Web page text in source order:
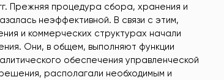
Прежняя процедура сбора, хранения и
неэффективной. В связи с этим,
и коммерческих структурах начали
Они, в общем, выполняют функции
обеспечения управленческой
располагали необходимым и